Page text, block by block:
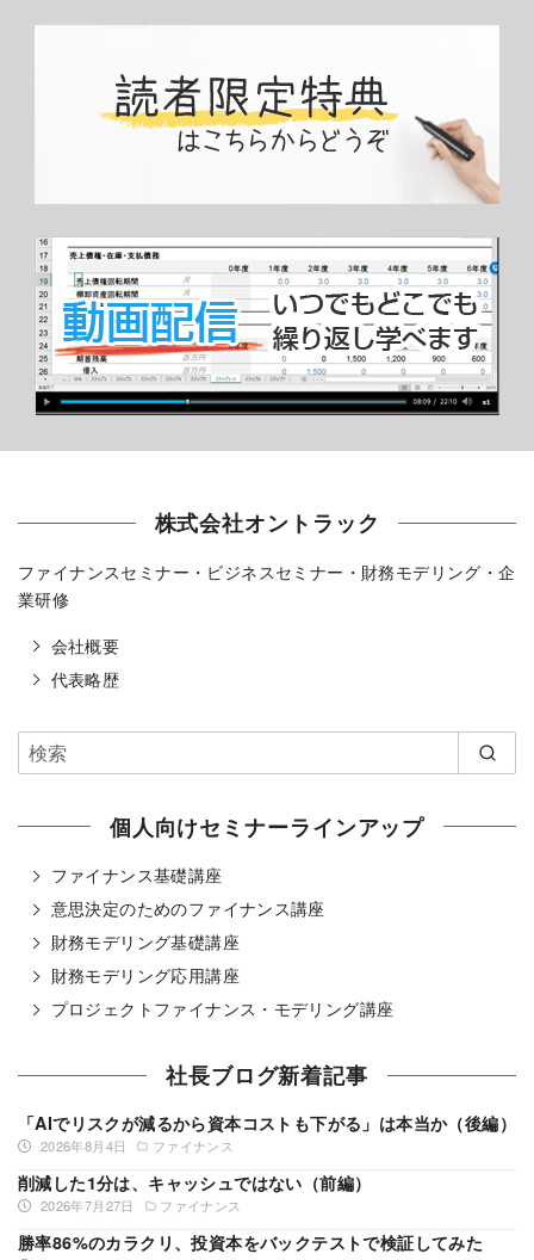
株式会社オントラック
ファイナンスセミナー・ビジネスセミナー・財務モデリング・企
業研修
会社概要
代表略歴
個人向けセミナーラインアップ
ファイナンス基礎講座
意思決定のためのファイナンス講座
財務モデリング基礎講座
財務モデリング応用講座
プロジェクトファイナンス・モデリング講座
社長ブログ新着記事
2026年8月4日 ファイナンス
「AIでリスクが減るから資本コストも下がる」は本当か（後編）
2026年7月27日 ファイナンス
削減した1分は、キャッシュではない（前編）
勝率86%のカラクリ、投資本をバックテストで検証してみた